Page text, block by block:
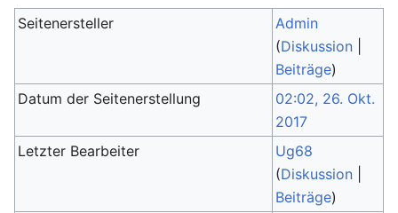
Seitenersteller
Admin
(Diskussion
Beiträge)
Datum der Seitenerstellung
02:02, 26. Okt.
2017
Letzter Bearbeiter
Ug68
(Diskussion
Beiträge)